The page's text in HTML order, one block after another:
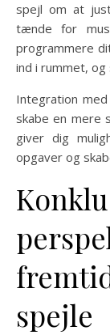
spejl om at
tænde for
programmere
ind i rummet, og
Integration
skabe en mere
giver dig
opgaver og
spejle